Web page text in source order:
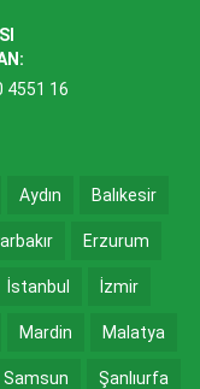
4551 16
Aydın Balıkesir
Erzurum
İstanbul İzmir
Mardin Malatya
Samsun Şanlıurfa